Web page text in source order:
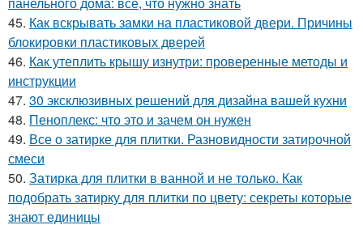
45. Как вскрывать замки на пластиковой двери. Причины
блокировки пластиковых дверей
46. Как утеплить крышу изнутри: проверенные методы и
инструкции
47. 30 эксклюзивных решений для дизайна вашей кухни
48. Пеноплекс: что это и зачем он нужен
49. Все о затирке для плитки. Разновидности затирочной
смеси
50. Затирка для плитки в ванной и не только. Как
подобрать затирку для плитки по цвету: секреты которые
знают единицы